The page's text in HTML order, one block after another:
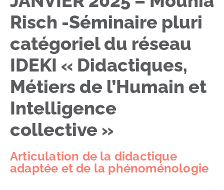
Risch -Séminaire pluri
catégoriel du réseau
IDEKI « Didactiques,
Métiers de l’Humain et
Intelligence
collective »
Articulation de la didactique
adaptée et de la phénoménologie